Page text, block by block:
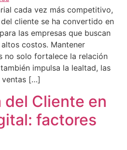
cada vez más competitivo,
cliente se ha convertido en
las empresas que buscan
costos. Mantener
no solo fortalece la relación
impulsa la lealtad, las
ventas […]
del Cliente en
factores